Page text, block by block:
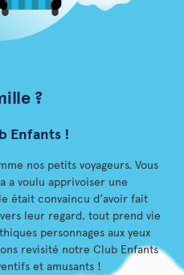
?
Enfants !
nos petits voyageurs. Vous
a voulu apprivoiser une
était convaincu d’avoir fait
leur regard, tout prend vie
personnages aux yeux
revisité notre Club Enfants
et amusants !